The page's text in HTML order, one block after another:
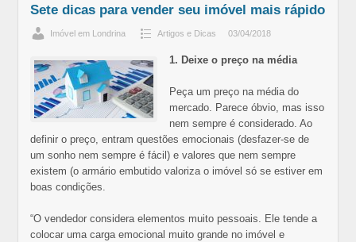
Sete dicas para vender seu imóvel mais rápido
Imóvel em Londrina Artigos e Dicas 03/04/2018
1. Deixe o preço na média
Peça um preço na média do
mercado. Parece óbvio, mas isso
nem sempre é considerado. Ao
definir o preço, entram questões emocionais (desfazer-se de
um sonho nem sempre é fácil) e valores que nem sempre
existem (o armário embutido valoriza o imóvel só se estiver em
boas condições.
“O vendedor considera elementos muito pessoais. Ele tende a
colocar uma carga emocional muito grande no imóvel e